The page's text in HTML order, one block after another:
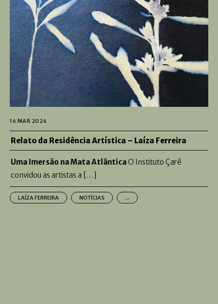
16 MAR 2026
Relato da Residência Artística – Laíza Ferreira
Uma Imersão na Mata AtlânticaO Instituto Çarê
convidou as artistas a […]
LAÍZA FERREIRA NOTÍCIAS ...